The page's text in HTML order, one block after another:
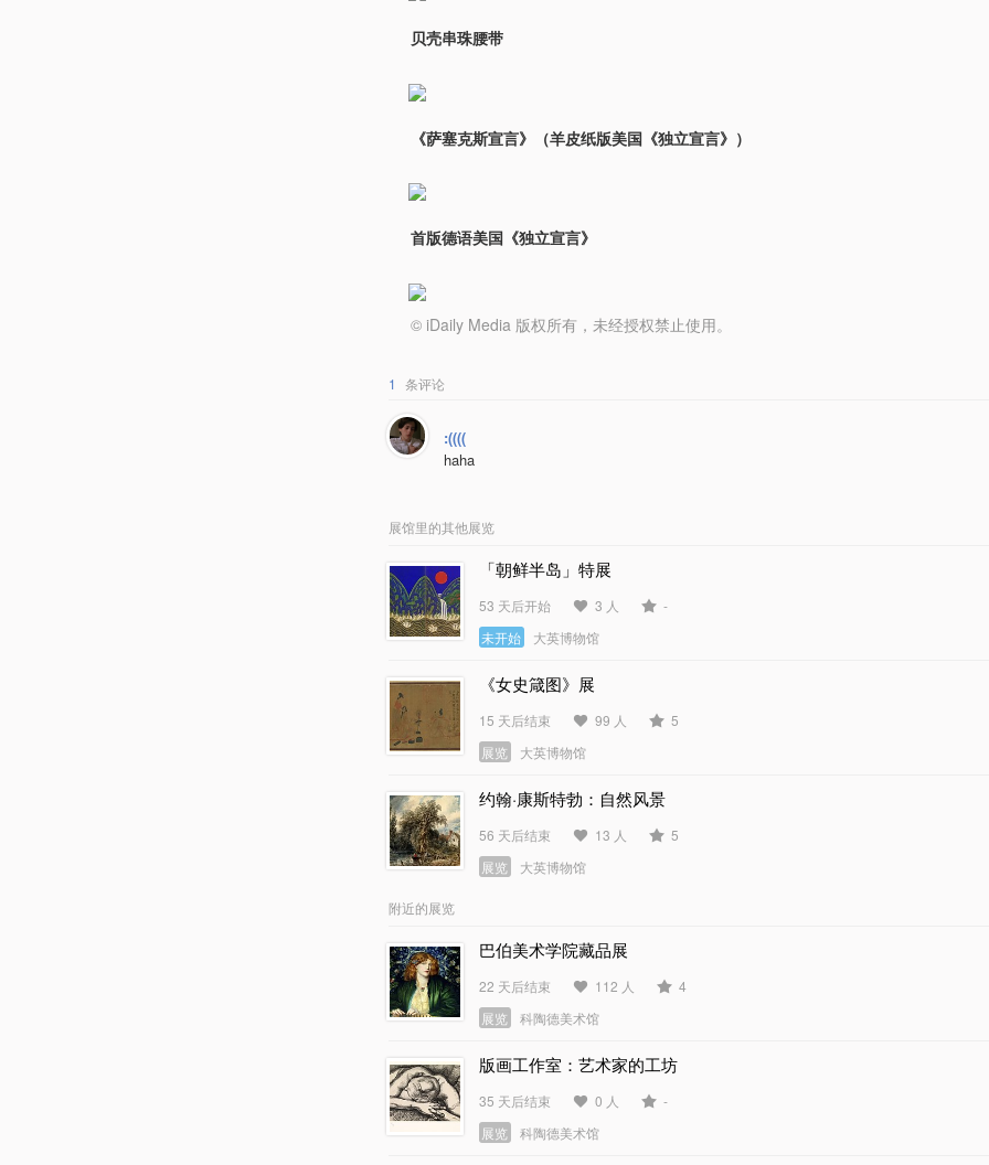
贝壳串珠腰带
《萨塞克斯宣言》（羊皮纸版美国《独立宣言》）
首版德语美国《独立宣言》
© iDaily Media 版权所有，未经授权禁止使用。
1 条评论
:((((
haha
展馆里的其他展览
「朝鲜半岛」特展
53 天后开始 3 人
-
未开始
大英博物馆
《女史箴图》展
15 天后结束 99 人
5
展览
大英博物馆
约翰·康斯特勃：自然风景
56 天后结束 13 人
5
展览
大英博物馆
附近的展览
巴伯美术学院藏品展
22 天后结束 112 人
4
展览
科陶德美术馆
版画工作室：艺术家的工坊
35 天后结束 0 人
-
展览
科陶德美术馆